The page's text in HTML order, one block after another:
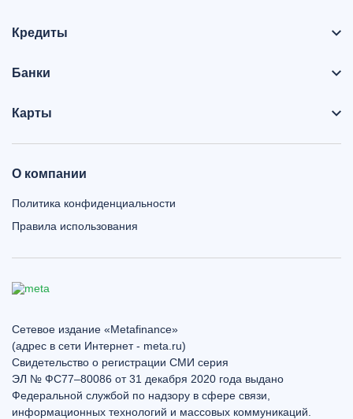
Кредиты
Банки
Карты
О компании
Политика конфиденциальности
Правила использования
Сетевое издание «Metafinance»
(адрес в сети Интернет - meta.ru)
Свидетельство о регистрации СМИ серия
ЭЛ № ФС77–80086 от 31 декабря 2020 года выдано
Федеральной службой по надзору в сфере связи,
информационных технологий и массовых коммуникаций.